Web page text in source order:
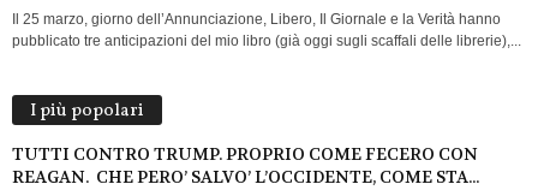
Il 25 marzo, giorno dell’Annunciazione, Libero, Il Giornale e la Verità hanno
pubblicato tre anticipazioni del mio libro (già oggi sugli scaffali delle librerie),...
I più popolari
TUTTI CONTRO TRUMP. PROPRIO COME FECERO CON
REAGAN. CHE PERO’ SALVO’ L’OCCIDENTE, COME STA...